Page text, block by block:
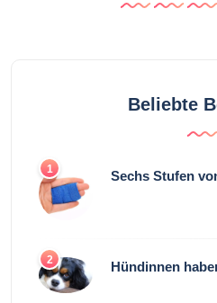
Beliebte
1 Sechs Stufen
2 Hündinnen